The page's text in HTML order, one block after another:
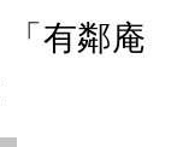
有鄰庵